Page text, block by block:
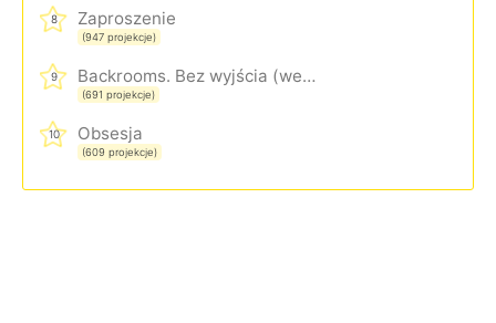
8 Zaproszenie
(947 projekcje)
9 Backrooms. Bez wyjścia (wersja rozszerzona)
(691 projekcje)
10 Obsesja
(609 projekcje)